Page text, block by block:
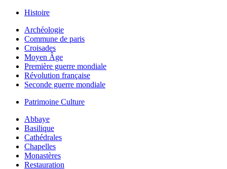
Histoire
Archéologie
Commune de paris
Croisades
Moyen Âge
Première guerre mondiale
Révolution française
Seconde guerre mondiale
Patrimoine Culture
Abbaye
Basilique
Cathédrales
Chapelles
Monastères
Restauration